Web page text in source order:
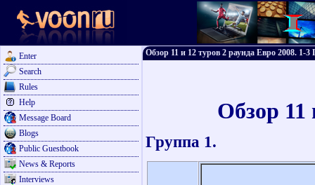
Enter
Search
Rules
Help
Message Board
Blogs
Public Guestbook
News & Reports
Interviews
Обзор 11 и 12 туров 2 раунда Евро 2008. 1-
Обзор 11
Группа 1.